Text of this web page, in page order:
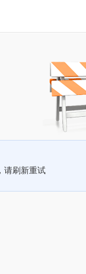
请刷新重试